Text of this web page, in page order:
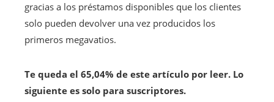
gracias a los préstamos disponibles que los clientes
solo pueden devolver una vez producidos los
primeros megavatios.
Te queda el 65,04% de este artículo por leer. Lo
siguiente es solo para suscriptores.